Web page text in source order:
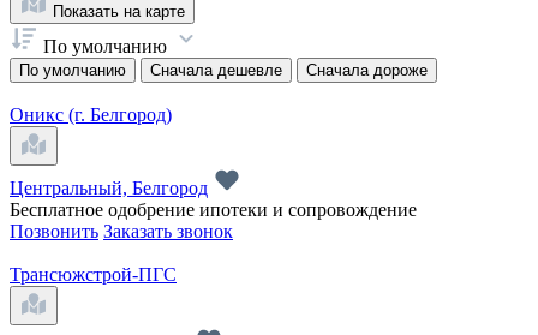
Показать на карте
По умолчанию
По умолчанию Сначала дешевле Сначала дороже
Оникс (г. Белгород)
Центральный, Белгород
Бесплатное одобрение ипотеки и сопровождение
Позвонить Заказать звонок
Трансюжстрой-ПГС